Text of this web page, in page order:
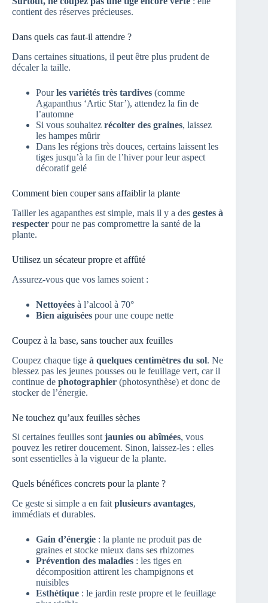
contient des réserves précieuses.
Dans quels cas faut-il attendre ?
Dans certaines situations, il peut être plus prudent de
décaler la taille.
Pourles variétés très tardives (comme
Agapanthus ‘Artic Star’), attendez la fin de
l’automne
Si vous souhaitez récolter des graines, laissez
les hampes mûrir
Dans les régions très douces, certains laissent les
tiges jusqu’à la fin de l’hiver pour leur aspect
décoratif gelé
Comment bien couper sans affaiblir la plante
Tailler les agapanthes est simple, mais il y a des gestes à
respecter pour ne pas compromettre la santé de la
plante.
Utilisez un sécateur propre et affûté
Assurez-vous que vos lames soient :
Nettoyées à l’alcool à 70°
Bien aiguisées pour une coupe nette
Coupez à la base, sans toucher aux feuilles
Coupez chaque tige à quelques centimètres du sol. Ne
blessez pas les jeunes pousses ou le feuillage vert, car il
continue de photographier (photosynthèse) et donc de
stocker de l’énergie.
Ne touchez qu’aux feuilles sèches
Si certaines feuilles sont jaunies ou abîmées, vous
pouvez les retirer doucement. Sinon, laissez-les : elles
sont essentielles à la vigueur de la plante.
Quels bénéfices concrets pour la plante ?
Ce geste si simple a en fait plusieurs avantages,
immédiats et durables.
Gain d’énergie : la plante ne produit pas de
graines et stocke mieux dans ses rhizomes
Prévention des maladies : les tiges en
décomposition attirent les champignons et
nuisibles
Esthétique : le jardin reste propre et le feuillage